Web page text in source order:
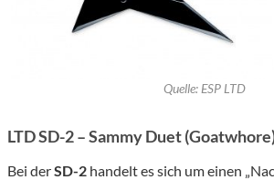
Quelle: ESP LTD
LTD SD-2 – Sammy Duet
Bei derSD-2 handelt es sich um einen